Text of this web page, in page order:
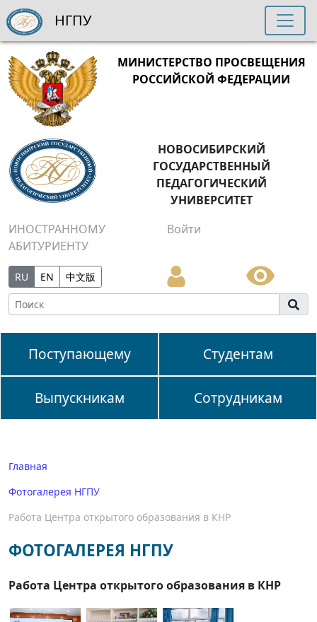
МИНИСТЕРСТВО ПРОСВЕЩЕНИЯ
РОССИЙСКОЙ ФЕДЕРАЦИИ
НОВОСИБИРСКИЙ
ГОСУДАРСТВЕННЫЙ
ПЕДАГОГИЧЕСКИЙ
УНИВЕРСИТЕТ
ИНОСТРАННОМУ
АБИТУРИЕНТУ
Войти
RU EN 中文版
Поступающему Студентам
Выпускникам Сотрудникам
НГПУ
Главная
Фотогалерея НГПУ
Работа Центра открытого образования в КНР
ФОТОГАЛЕРЕЯ НГПУ
Работа Центра открытого образования в КНР